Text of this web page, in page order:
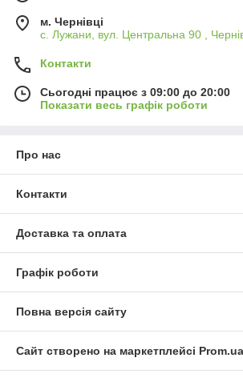
м. Чернівці
с. Лужани, вул. Центральна 90 ,
Контакти
Сьогодні працює з 09:00 до 20:00
Показати весь графік роботи
Про нас
Контакти
Доставка та оплата
Графік роботи
Повна версія сайту
Сайт створено на маркетплейсі Prom.ua